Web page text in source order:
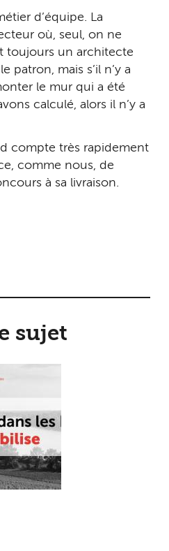
d’équipe. La
où, seul, on ne
toujours un architecte
patron, mais s’il n’y a
le mur qui a été
calculé, alors il n’y a
compte très rapidement
comme nous, de
à sa livraison.
sujet